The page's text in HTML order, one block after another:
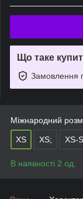
Що таке
Замовлення
Міжнародний
XS XS; XS-S
В наявності 2 од.